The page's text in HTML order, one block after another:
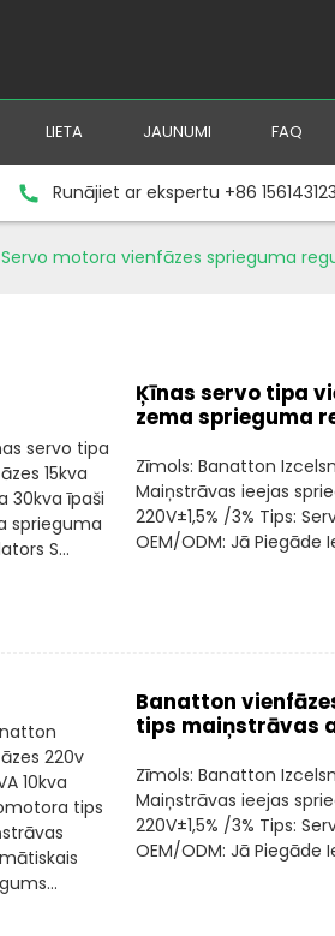
LIETA JAUNUMI FAQ
Runājiet ar ekspertu +86
Servo motora vienfāzes sprieguma
Ķīnas servo tipa
zema sprieguma
Zīmols: Banatton
Maiņstrāvas ieejas
220V±1,5% /3% Tips:
OEM/ODM: Jā Piegāde
Banatton
tips maiņstrāvas
Zīmols: Banatton
Maiņstrāvas ieejas
220V±1,5% /3% Tips:
OEM/ODM: Jā Piegāde